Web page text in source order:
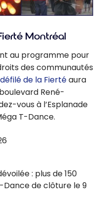
Montréal
au programme pour
des communautés
défilé de la Fiertéaura
René-
vous à l’Esplanade
T-Dance.
: plus de 150
Dance de clôture le 9